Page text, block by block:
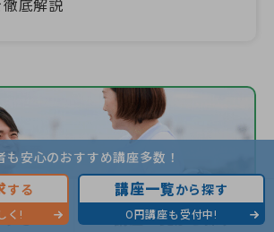
る 講座一覧から探す
も安心のおすすめ講座多数！
する
く!
講座一覧から探す
0円講座も受付中!
底解説